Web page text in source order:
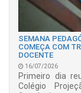
SEMANA
COMEÇA COM
DOCENTE
16/07/2026
Primeiro dia
Colégio